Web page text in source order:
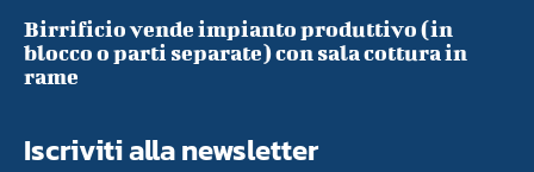
Birrificio vende impianto produttivo (in
blocco o parti separate) con sala cottura in
rame
Iscriviti alla newsletter